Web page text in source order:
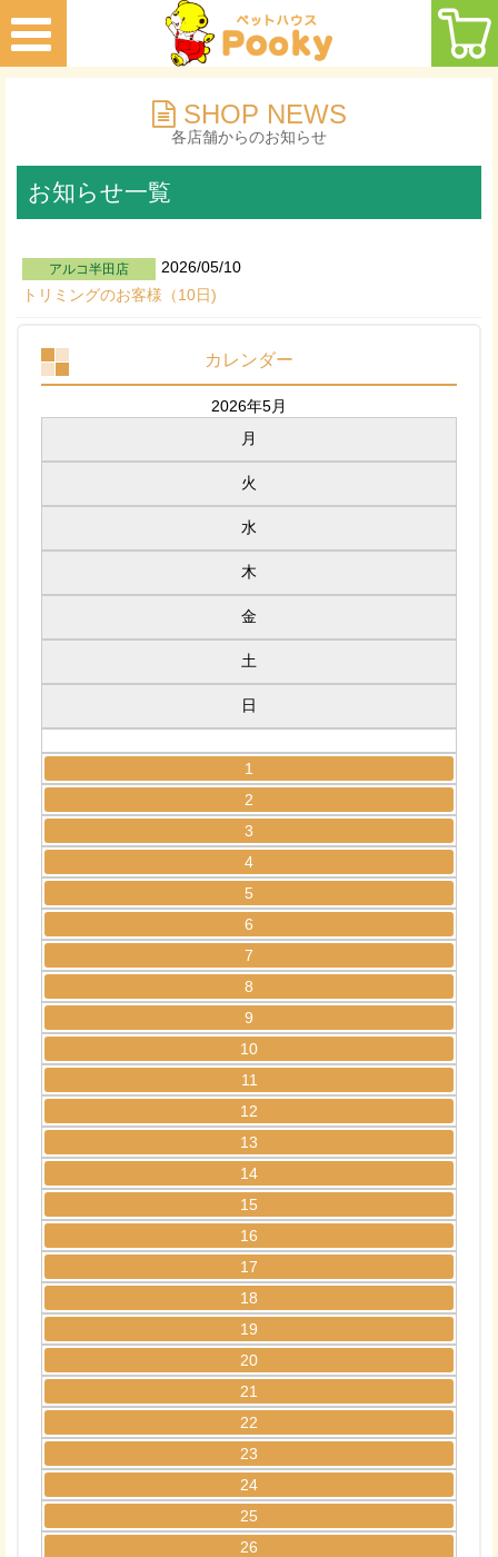
SHOP NEWS
各店舗からのお知らせ
お知らせ一覧
アルコ半田店
2026/05/10
トリミングのお客様（10日)
カレンダー
2026年5月
月
火
水
木
金
土
日
1
2
3
4
5
6
7
8
9
10
11
12
13
14
15
16
17
18
19
20
21
22
23
24
25
26